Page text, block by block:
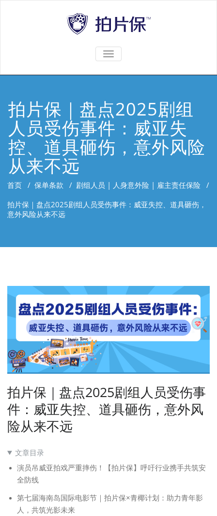
TOGGLE
拍片保｜盘点2025剧组
人员受伤事件：威亚失
控、道具砸伤，意外风险
从来不远
首页 / 保单条款 / 剧组人员 | 人身意外险 | 雇主责任保险 /
拍片保｜盘点2025剧组人员受伤事件：威亚失控、道具砸伤，
意外风险从来不远
拍片保｜盘点2025剧组人员受伤事
件：威亚失控、道具砸伤，意外风
险从来不远
文章目录
演员吊威亚拍戏严重摔伤！【拍片保】呼吁行业携手共筑安
全防线
第七届海南岛国际电影节｜拍片保×青椰计划：助力青年影
人，共筑光影未来